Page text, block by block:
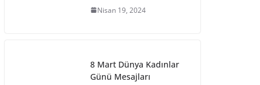
Nisan 19, 2024
8 Mart Dünya Kadınlar
Günü Mesajları